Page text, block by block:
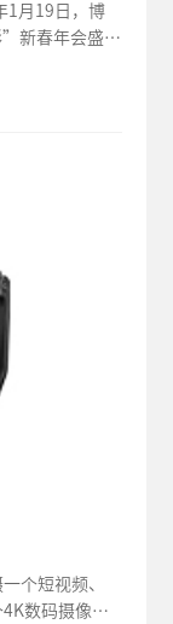
1月19日，博
”新春年会盛典
个短视频、
数码摄像机